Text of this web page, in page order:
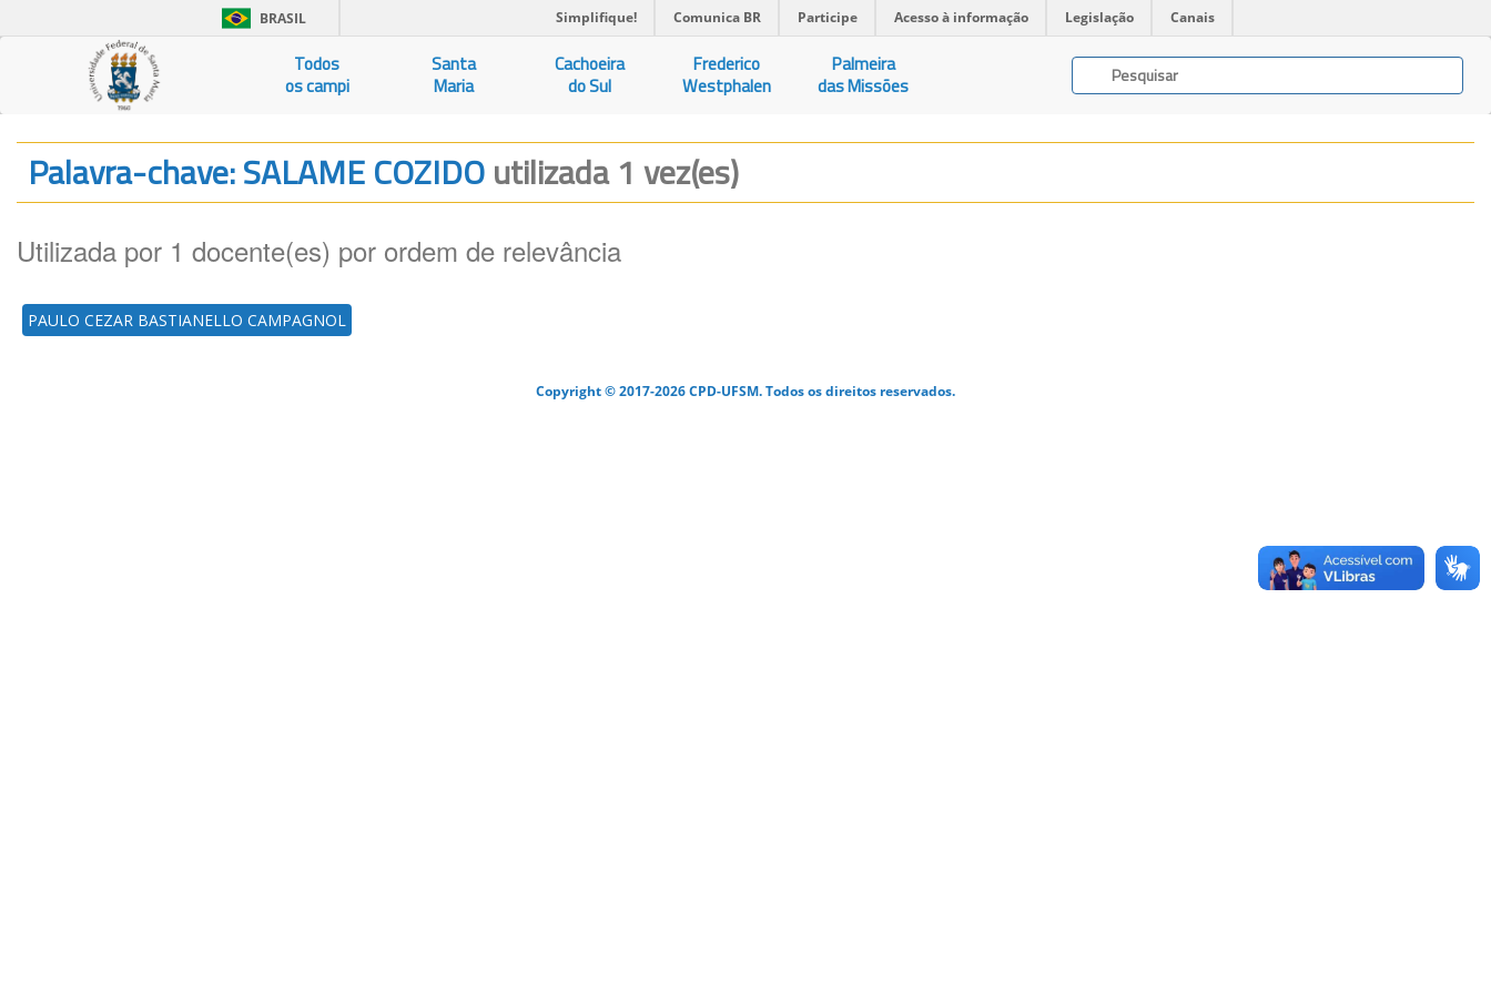
BRASIL Simplifique! Comunica BR Participe Acesso à informação Legislação Canais
Todos
os campi
Santa
Maria
Cachoeira
do Sul
Frederico
Westphalen
Palmeira
das Missões
Palavra-chave: SALAME COZIDOutilizada 1 vez(es)
Utilizada por 1 docente(es) por ordem de relevância
PAULO CEZAR BASTIANELLO CAMPAGNOL
Copyright © 2017-2026 CPD-UFSM. Todos os direitos reservados.